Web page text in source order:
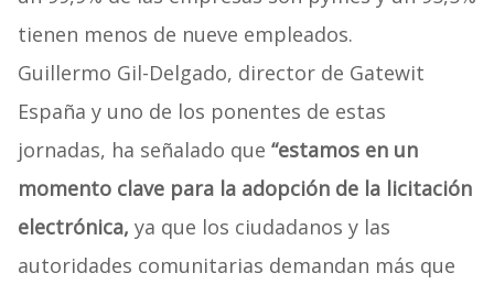
tienen menos de nueve empleados.
Guillermo Gil-Delgado, director de Gatewit
España y uno de los ponentes de estas
jornadas, ha señalado que “estamos en un
momento clave para la adopción de la licitación
electrónica, ya que los ciudadanos y las
autoridades comunitarias demandan más que